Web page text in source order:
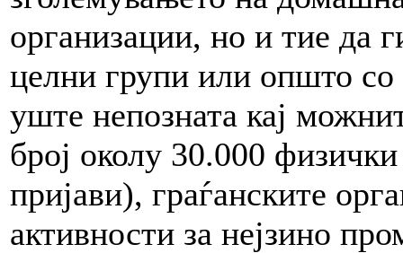
организации, но и тие да
целни групи или општо
уште непозната кај
број околу 30.000
пријави), граѓанските
активности за нејзино